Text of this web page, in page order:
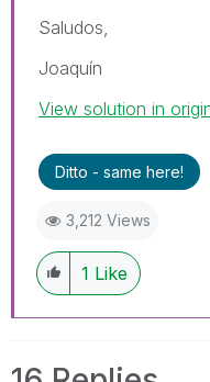
Saludos,
Joaquín
View solution in
Ditto - same here!
3,212 Views
1 Like